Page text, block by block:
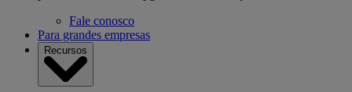
Fale conosco
Para grandes empresas
Recursos